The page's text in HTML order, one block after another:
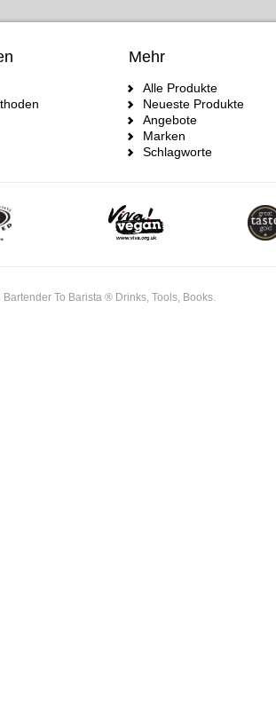
Mehr
Alle Produkte
Neueste Produkte
Angebote
Marken
Schlagworte
To Barista ® Drinks, Tools, Books.